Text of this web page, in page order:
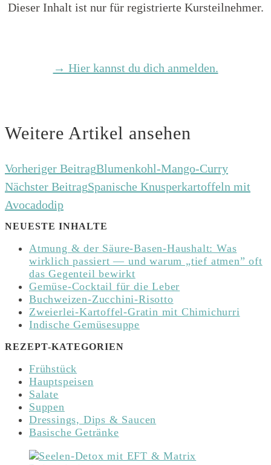
Dieser Inhalt ist nur für registrierte Kursteilnehmer.
→ Hier kannst du dich anmelden.
Weitere Artikel ansehen
Vorheriger BeitragBlumenkohl-Mango-Curry
Nächster BeitragSpanische Knusperkartoffeln mit
Avocadodip
NEUESTE INHALTE
Atmung & der Säure-Basen-Haushalt: Was
wirklich passiert — und warum „tief atmen” oft
das Gegenteil bewirkt
Gemüse-Cocktail für die Leber
Buchweizen-Zucchini-Risotto
Zweierlei-Kartoffel-Gratin mit Chimichurri
Indische Gemüsesuppe
REZEPT-KATEGORIEN
Frühstück
Hauptspeisen
Salate
Suppen
Dressings, Dips & Saucen
Basische Getränke